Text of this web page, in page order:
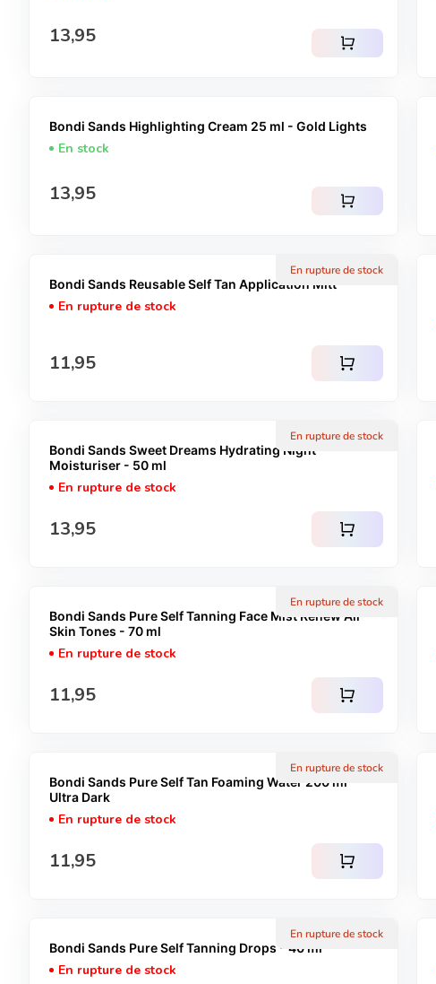
Prix normal
13,95 shopping_cart
Bondi Sands Highlighting Cream 25 ml - Gold Lights
En stock
Prix normal
13,95 shopping_cart
En rupture de stock
Bondi Sands Reusable Self Tan Application Mitt
En rupture de stock
Prix normal
11,95 shopping_cart
En rupture de stock
Bondi Sands Sweet Dreams Hydrating Night
Moisturiser - 50 ml
En rupture de stock
Prix normal
13,95 shopping_cart
En rupture de stock
Bondi Sands Pure Self Tanning Face Mist Renew All
Skin Tones - 70 ml
En rupture de stock
Prix normal
11,95 shopping_cart
En rupture de stock
Bondi Sands Pure Self Tan Foaming Water 200 ml -
Ultra Dark
En rupture de stock
Prix normal
11,95 shopping_cart
En rupture de stock
Bondi Sands Pure Self Tanning Drops - 40 ml
En rupture de stock